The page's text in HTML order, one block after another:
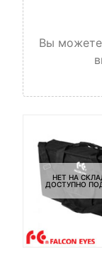
Вы
НЕТ НА
ДОСТУПНО